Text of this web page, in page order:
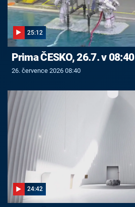
25:12
Prima ČESKO, 26.7. v 08:40
26. července 2026 08:40
24:42